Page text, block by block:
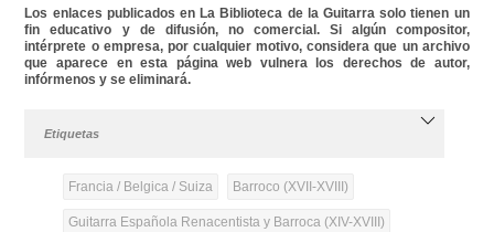
Los enlaces publicados en La Biblioteca de la Guitarra solo tienen un
fin educativo y de difusión, no comercial. Si algún compositor,
intérprete o empresa, por cualquier motivo, considera que un archivo
que aparece en esta página web vulnera los derechos de autor,
infórmenos y se eliminará.
Etiquetas
Francia / Belgica / Suiza Barroco (XVII-XVIII)
Guitarra Española Renacentista y Barroca (XIV-XVIII)